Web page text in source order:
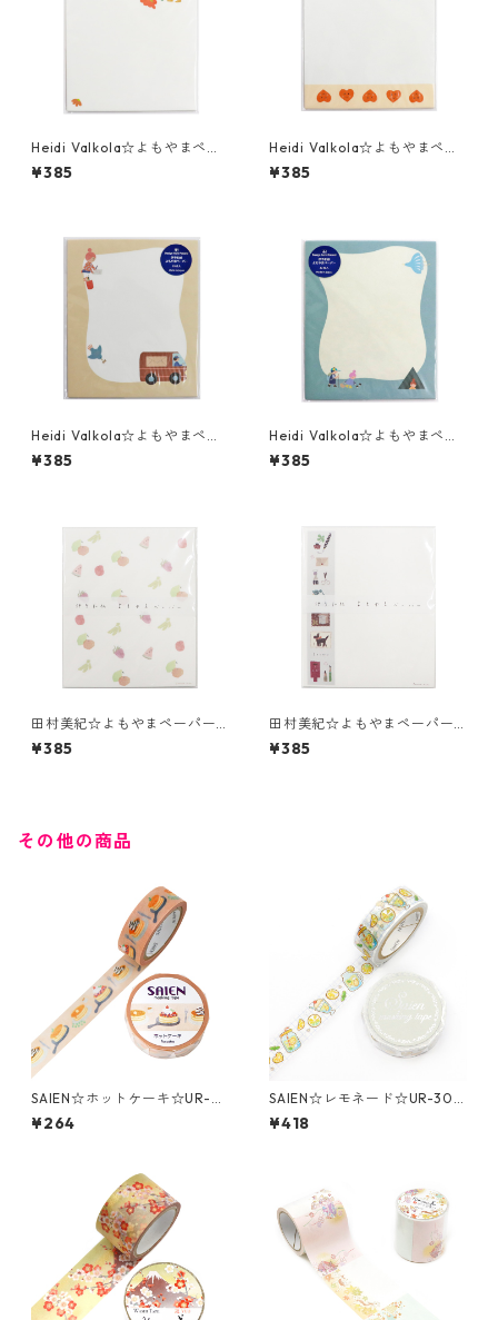
Heidi Valkola☆よもやまペー
パー☆Garden☆伊予和紙☆(3
069)☆SAIEN
¥385
Heidi Valkola☆よもやまペー
パー☆Hearts☆伊予和紙☆(3
070)☆SAIEN
¥385
Heidi Valkola☆よもやまペー
パー☆Mail☆伊予和紙☆(307
1)☆SAIEN
¥385
Heidi Valkola☆よもやまペー
パー☆Canping☆伊予和紙☆
(3073)☆SAIEN
¥385
田村美紀☆よもやまペーパー
☆Fruit☆伊予和紙☆(3045)☆
SAIEN
¥385
田村美紀☆よもやまペーパー
☆Letter☆伊予和紙☆(3043)
☆SAIEN
¥385
その他の商品
SAIEN☆ホットケーキ☆UR-0
262☆マスキングテープ
¥264
SAIEN☆レモネード☆UR-307
7☆銀箔☆マスキングテープ
¥418